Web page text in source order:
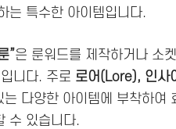
는 특수한 아이템입니다.
”은 룬워드를 제작하거나 소
입니다. 주로 로어(Lore), 인
다양한 아이템에 부착하여
수 있습니다.